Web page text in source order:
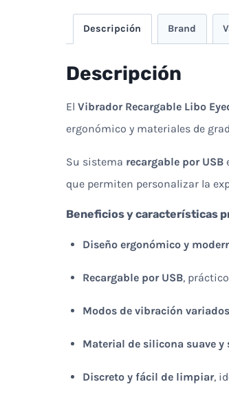
Descripción Brand
Descripción
El Vibrador Recargable Libo
ergonómico y materiales de
Su sistema recargable por USB
que permiten personalizar la
Beneficios y características
Diseño ergonómico y
Recargable por USB,
Modos de vibración variados
Material de silicona suave y
Discreto y fácil de limpiar,